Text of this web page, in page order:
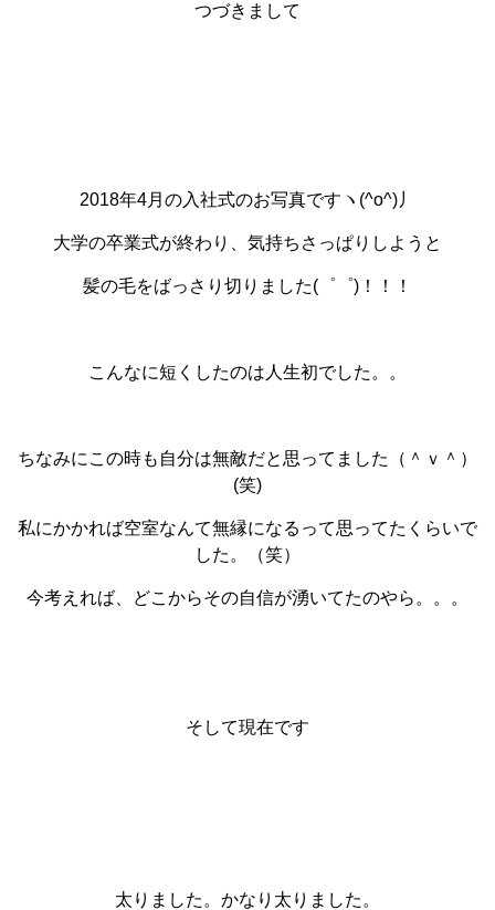
つづきまして
2018年4月の入社式のお写真ですヽ(^o^)丿
大学の卒業式が終わり、気持ちさっぱりしようと
髪の毛をばっさり切りました(゜゜)！！！
こんなに短くしたのは人生初でした。。
ちなみにこの時も自分は無敵だと思ってました（＾ｖ＾）
(笑)
私にかかれば空室なんて無縁になるって思ってたくらいで
した。（笑）
今考えれば、どこからその自信が湧いてたのやら。。。
そして現在です
太りました。かなり太りました。